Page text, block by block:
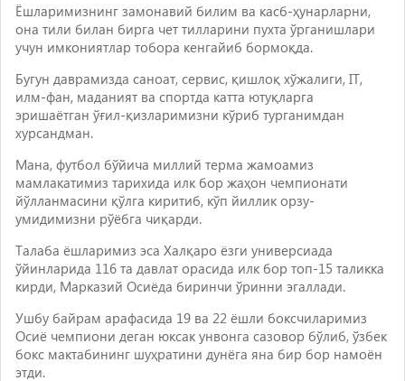
Ёшларимизнинг замонавий билим ва касб-ҳунарларни,
она тили билан бирга чет тилларини пухта ўрганишлари
учун имкониятлар тобора кенгайиб бормоқда.
Бугун даврамизда саноат, сервис, қишлоқ хўжалиги, IT,
илм-фан, маданият ва спортда катта ютуқларга
эришаётган ўғил-қизларимизни кўриб турганимдан
хурсандман.
Мана, футбол бўйича миллий терма жамоамиз
мамлакатимиз тарихида илк бор жаҳон чемпионати
йўлланмасини қўлга киритиб, кўп йиллик орзу-
умидимизни рўёбга чиқарди.
Талаба ёшларимиз эса Халқаро ёзги универсиада
ўйинларида 116 та давлат орасида илк бор топ-15 таликка
кирди, Марказий Осиёда биринчи ўринни эгаллади.
Ушбу байрам арафасида 19 ва 22 ёшли боксчиларимиз
Осиё чемпиони деган юксак унвонга сазовор бўлиб, ўзбек
бокс мактабининг шуҳратини дунёга яна бир бор намоён
этди.